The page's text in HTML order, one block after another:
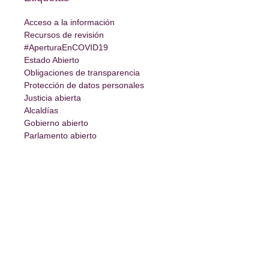
Acceso a la información
Recursos de revisión
#AperturaEnCOVID19
Estado Abierto
Obligaciones de transparencia
Protección de datos personales
Justicia abierta
Alcaldías
Gobierno abierto
Parlamento abierto